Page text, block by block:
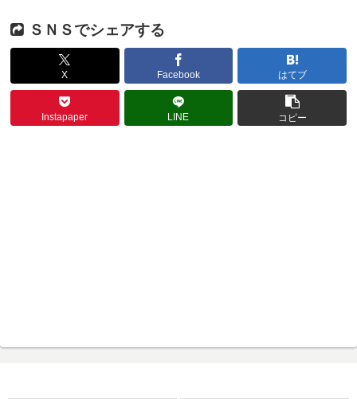
ＳＮＳでシェアする
X Facebook はてブ
Instapaper LINE コピー